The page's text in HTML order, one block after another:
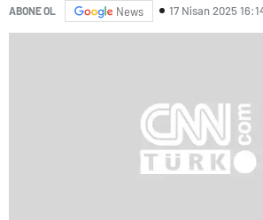
ABONE OL News 17 Nisan 2025